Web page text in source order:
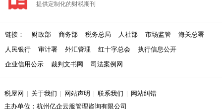
提供定制化的财税期刊
链接： 财政部 商务部 税务总局 人社部 市场监管
海关总署
人民银行
审计署 外汇管理 红十字总会
执行信息公开
企业信用公示
裁判文书网 司法案例网
税屋网 | 关于我们 | 网站声明 | 联系我们 | 网站纠错
主办单位：杭州亿企云服管理咨询有限公司